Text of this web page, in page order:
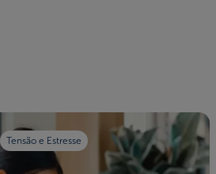
Tensão e Estresse